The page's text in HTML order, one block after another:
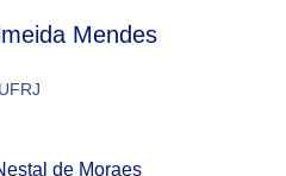
Mendes
UFRJ